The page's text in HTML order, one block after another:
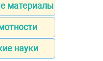
материалы
науки